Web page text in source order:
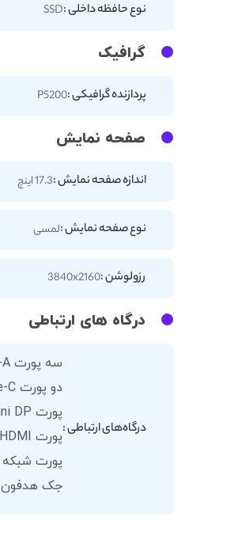
نوع حافظه داخلی :SSD
گرافیک
پردازنده گرافیکی :P5200
صفحه نمایش
اندازه صفحه نمایش :17.3 اینچ
نوع صفحه نمایش :لمسی
رزولوشن :3840x2160
درگاه های ارتباطی
درگاه‌های ارتباطی :
سه پورت USB Type-A
دو پورت USB Type-C
پورت Mini DP
پورت HDMI
پورت شبکه RJ-45
جک هدفون 3.5 میلی متر